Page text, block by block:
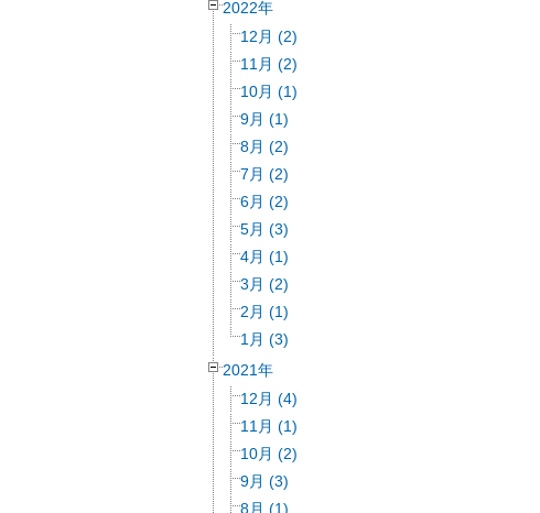
2022年
12月 (2)
11月 (2)
10月 (1)
9月 (1)
8月 (2)
7月 (2)
6月 (2)
5月 (3)
4月 (1)
3月 (2)
2月 (1)
1月 (3)
2021年
12月 (4)
11月 (1)
10月 (2)
9月 (3)
8月 (1)